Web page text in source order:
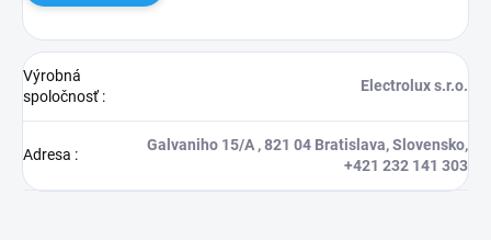
Výrobná
spoločnosť:
Electrolux s.r.o.
Adresa :
Galvaniho 15/A , 821 04 Bratislava, Slovensko,
+421 232 141 303